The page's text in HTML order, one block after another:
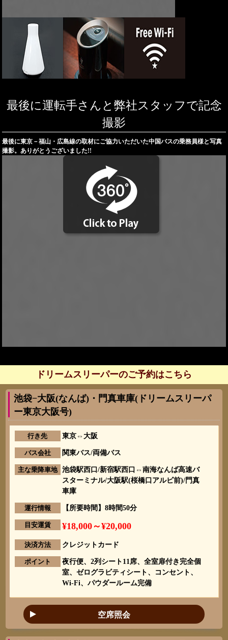
最後に運転手さんと弊社スタッフで記念
撮影
最後に東京－福山・広島線の取材にご協力いただいた中国バスの乗務員様と写真
撮影。ありがとうございました!!
ドリームスリーパーのご予約はこちら
池袋−大阪(なんば)・門真車庫(ドリームスリーパ
ー東京大阪号)
行き先 東京⇔大阪
バス会社 関東バス/両備バス
主な乗降車地
池袋駅西口/新宿駅西口⇔南海なんば高速バ
スターミナル/大阪駅(桜橋口アルビ前)/門真
車庫
運行情報 【所要時間】8時間50分
目安運賃 ¥18,000～¥20,000
決済方法 クレジットカード
ポイント
夜行便、2列シート11席、全室扉付き完全個
室、ゼログラビティシート、コンセント、
Wi-Fi、パウダールーム完備
空席照会